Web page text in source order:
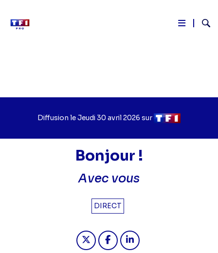
Diffusion leJour
diffusion
Jeudi 30 avril 2026 sur Chaîne
diffusion
Bonjour !
Avec vous
DIRECT
Partager "2026-04-30 10:00 -
Partager "2026-04-30